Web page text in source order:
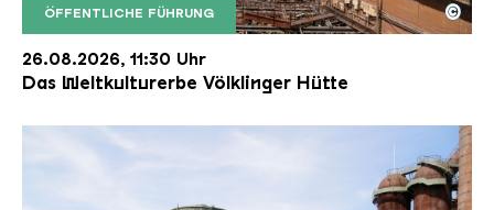
ÖFFENTLICHE FÜHRUNG
Der Erzschrägaufzug der Völklinger Hütte mit
Copyright: Weltkulturerbe Völklinger Hütte | Karl
©
26.08.2026, 11:30 Uhr
Das Weltkulturerbe Völklinger Hütte